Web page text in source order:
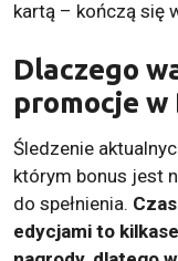
kartą – kończą się
Dlaczego
promocje w
Śledzenie
którym bonus jest
do spełnienia.
edycjami to